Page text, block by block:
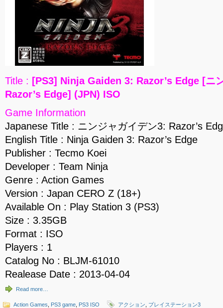
Title : [PS3] Ninja Gaiden 3: Razor’s Edge [ニ
Razor’s Edge] (JPN) ISO
Game Information
Japanese Title : ニンジャガイデン3: Razor’s
English Title : Ninja Gaiden 3: Razor’s Edge
Publisher : Tecmo Koei
Developer : Team Ninja
Genre : Action Games
Version : Japan CERO Z (18+)
Available On : Play Station 3 (PS3)
Size : 3.35GB
Format : ISO
Players : 1
Catalog No : BLJM-61010
Realease Date : 2013-04-04
Read more…
Action Games PS3 game PS3 ISO アクション プレイステーション3